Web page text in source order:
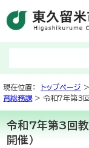
現在位置： トップページ >
育総務課> 令和7年第3回
令和7年第3回
開催）